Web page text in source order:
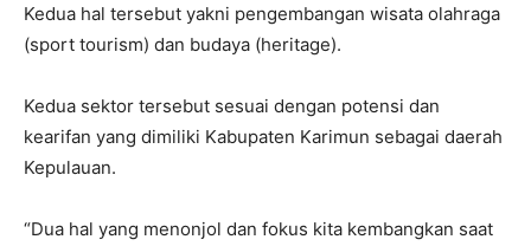
Kedua hal tersebut yakni pengembangan wisata olahraga
(sport tourism) dan budaya (heritage).
Kedua sektor tersebut sesuai dengan potensi dan
kearifan yang dimiliki Kabupaten Karimun sebagai daerah
Kepulauan.
“Dua hal yang menonjol dan fokus kita kembangkan saat